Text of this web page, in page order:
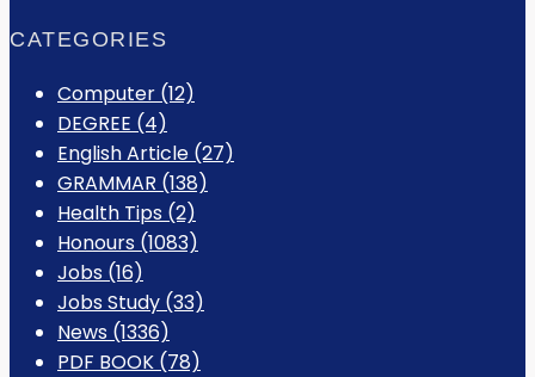
CATEGORIES
Computer (12)
DEGREE (4)
English Article (27)
GRAMMAR (138)
Health Tips (2)
Honours (1083)
Jobs (16)
Jobs Study (33)
News (1336)
PDF BOOK (78)